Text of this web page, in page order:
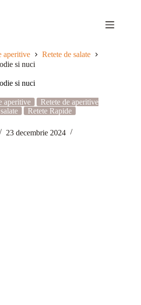
aperitive
Retete de salate
si nuci
si nuci
aperitive
Retete de aperitive
Retete Rapide
23 decembrie 2024